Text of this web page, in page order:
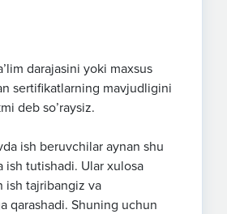
darajasini yoki maxsus
sertifikatlarning mavjudligini
deb so’raysiz.
ish beruvchilar aynan shu
ish tutishadi. Ular xulosa
ish tajribangiz va
qarashadi. Shuning uchun